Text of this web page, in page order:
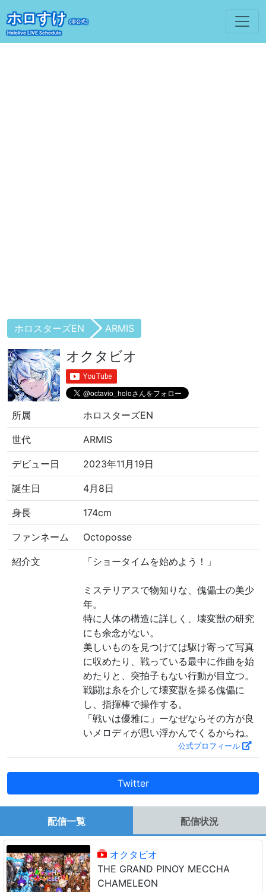
ホロすけ （非公式）
Hololive LIVE Schedule
ホロスターズEN ARMIS
オクタビオ
所属 ホロスターズEN
世代 ARMIS
デビュー日 2023年11月19日
誕生日 4月8日
身長 174cm
ファンネーム Octoposse
紹介文 「ショータイムを始めよう！」
ミステリアスで物知りな、傀儡士の美少
年。
特に人体の構造に詳しく、壊変獣の研究
にも余念がない。
美しいものを見つけては駆け寄って写真
に収めたり、戦っている最中に作曲を始
めたりと、突拍子もない行動が目立つ。
戦闘は糸を介して壊変獣を操る傀儡に
し、指揮棒で操作する。
「戦いは優雅に」ーなぜならその方が良
いメロディが思い浮かんでくるからね。
公式プロフィール
Twitter
配信一覧 配信状況
オクタビオ
THE GRAND PINOY MECCHA
CHAMELEON